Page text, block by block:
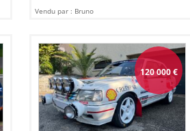
Vendu par : Bruno
120 000€